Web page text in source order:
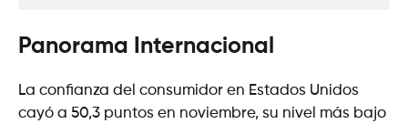
Panorama Internacional
La confianza del consumidor en Estados Unidos
cayó a 50,3 puntos en noviembre, su nivel más bajo